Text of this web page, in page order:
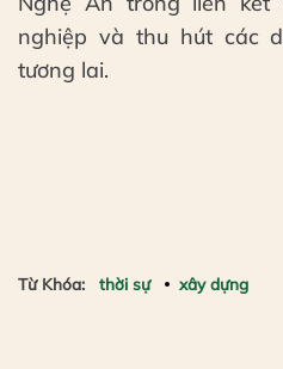
nghiệp và thu hút các
tương lai.
Từ Khóa: thời sự xây dựng